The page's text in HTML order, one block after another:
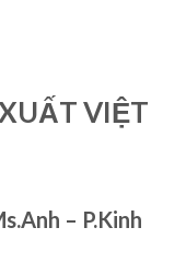
VIỆT
– P.Kinh